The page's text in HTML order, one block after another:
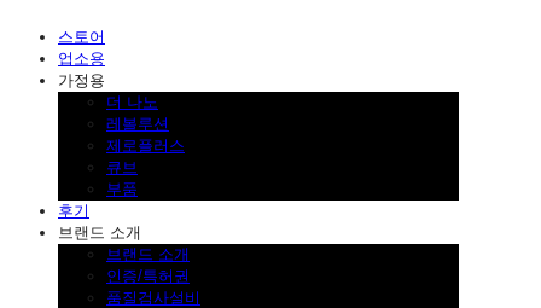
스토어
업소용
가정용
더 나노
레볼루션
제로플러스
큐브
부품
후기
브랜드 소개
브랜드 소개
인증/특허권
품질검사설비